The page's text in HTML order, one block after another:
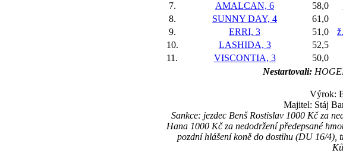
7.
AMALCAN, 6 58,0
8.
SUNNY DAY, 4 61,0
9.
ERRI, 3 51,0
10.
LASHIDA, 3 52,5
11.
VISCONTIA, 3 50,0
Nestartovali:
Výrok:
Majitel: Stáj
Sankce: jezdec Benš Rostislav 1000 Kč za
Hana 1000 Kč za nedodržení předepsané
pozdní hlášení koně do dostihu (DU 16/4),